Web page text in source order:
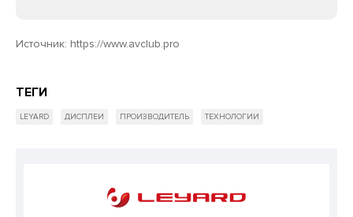
Источник: https://www.avclub.pro
ТЕГИ
LEYARD ДИСПЛЕИ ПРОИЗВОДИТЕЛЬ ТЕХНОЛОГИИ